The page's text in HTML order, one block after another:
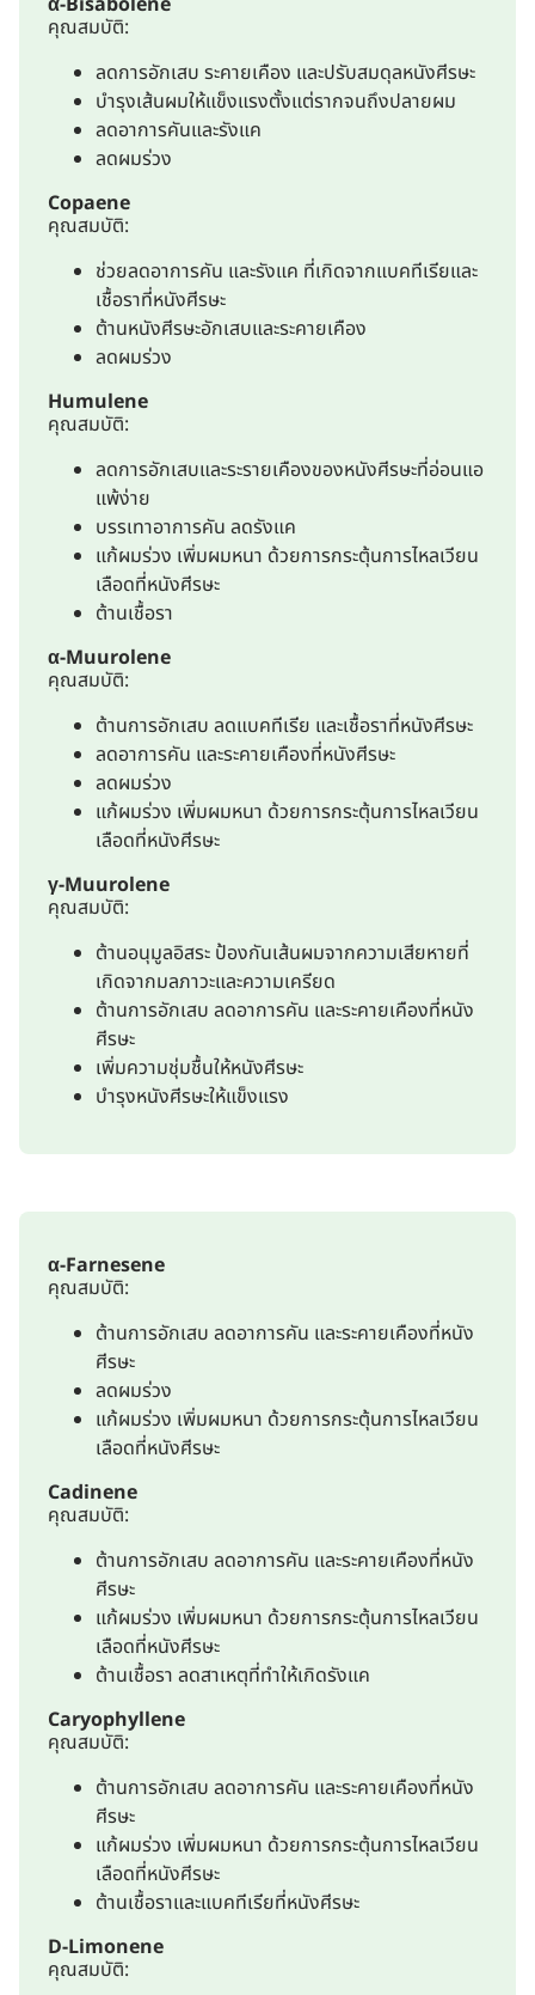
คุณสมบัติ:
ลดการอักเสบ ระคายเคือง และปรับสมดุลหนังศีรษะ
บำรุงเส้นผมให้แข็งแรงตั้งแต่รากจนถึงปลายผม
ลดอาการคันและรังแค
ลดผมร่วง
Copaene
คุณสมบัติ:
ช่วยลดอาการคัน และรังแค ที่เกิดจากแบคทีเรียและ
เชื้อราที่หนังศีรษะ
ต้านหนังศีรษะอักเสบและระคายเคือง
ลดผมร่วง
Humulene
คุณสมบัติ:
ลดการอักเสบและระรายเคืองของหนังศีรษะที่อ่อนแอ
แพ้ง่าย
บรรเทาอาการคัน ลดรังแค
แก้ผมร่วง เพิ่มผมหนา ด้วยการกระตุ้นการไหลเวียน
เลือดที่หนังศีรษะ
ต้านเชื้อรา
α-Muurolene
คุณสมบัติ:
ต้านการอักเสบ ลดแบคทีเรีย และเชื้อราที่หนังศีรษะ
ลดอาการคัน และระคายเคืองที่หนังศีรษะ
ลดผมร่วง
แก้ผมร่วง เพิ่มผมหนา ด้วยการกระตุ้นการไหลเวียน
เลือดที่หนังศีรษะ
γ-Muurolene
คุณสมบัติ:
ต้านอนุมูลอิสระ ป้องกันเส้นผมจากความเสียหายที่
เกิดจากมลภาวะและความเครียด
ต้านการอักเสบ ลดอาการคัน และระคายเคืองที่หนัง
ศีรษะ
เพิ่มความชุ่มชื้นให้หนังศีรษะ
บำรุงหนังศีรษะให้แข็งแรง
α-Farnesene
คุณสมบัติ:
ต้านการอักเสบ ลดอาการคัน และระคายเคืองที่หนัง
ศีรษะ
ลดผมร่วง
แก้ผมร่วง เพิ่มผมหนา ด้วยการกระตุ้นการไหลเวียน
เลือดที่หนังศีรษะ
Cadinene
คุณสมบัติ:
ต้านการอักเสบ ลดอาการคัน และระคายเคืองที่หนัง
ศีรษะ
แก้ผมร่วง เพิ่มผมหนา ด้วยการกระตุ้นการไหลเวียน
เลือดที่หนังศีรษะ
ต้านเชื้อรา ลดสาเหตุที่ทำให้เกิดรังแค
Caryophyllene
คุณสมบัติ:
ต้านการอักเสบ ลดอาการคัน และระคายเคืองที่หนัง
ศีรษะ
แก้ผมร่วง เพิ่มผมหนา ด้วยการกระตุ้นการไหลเวียน
เลือดที่หนังศีรษะ
ต้านเชื้อราและแบคทีเรียที่หนังศีรษะ
D-Limonene
คุณสมบัติ: